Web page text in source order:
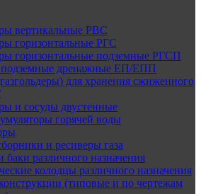
вертикальные РВС
горизонтальные РГС
горизонтальные подземные РГСП
подземные дренажные ЕП/ЕПП
для хранения сжиженного
и сосуды двустенные
горячей воды
и ресиверы газа
различного назначения
колодцы различного назначения
(типовые и по чертежам